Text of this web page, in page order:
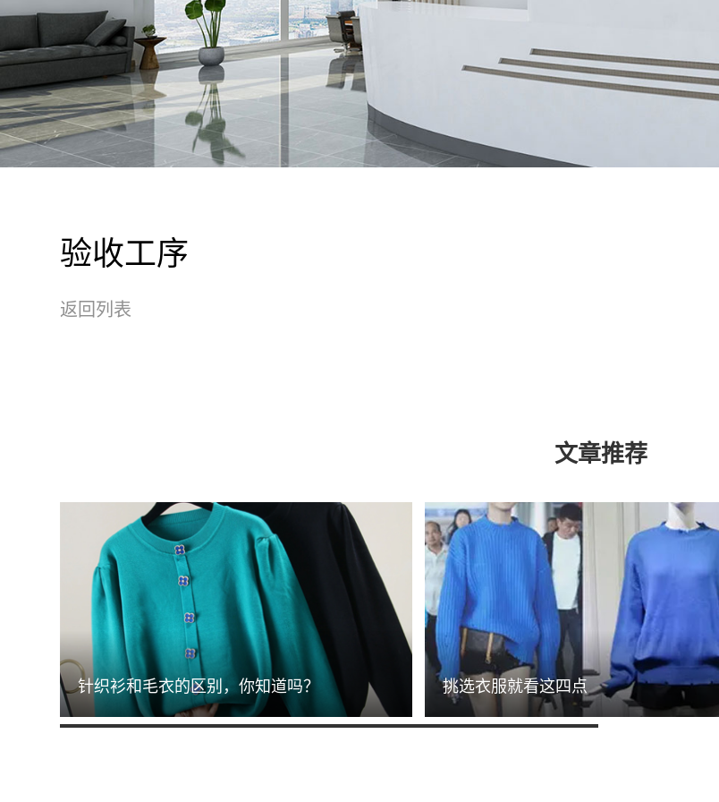
验收工序
返回列表
文章推荐
针织衫和毛衣的区别，你知道吗？ 挑选衣服就看这四点